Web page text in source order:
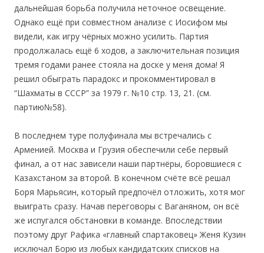
дальнейшая борьба получила неточное освещение.
Однако ещё при совместном анализе с Иосифом мы
видели, как игру чёрных можно усилить. Партия
продолжалась ещё 6 ходов, а заключительная позиция
тремя годами ранее стояла на доске у меня дома! Я
решил обыграть парадокс и прокомментировал в
“Шахматы в СССР” за 1979 г. №10 стр. 13, 21. (см.
партию№58).
В последнем туре полуфинала мы встречались с
Арменией. Москва и Грузия обеспечили себе первый
финал, а от нас зависели наши партнёры, боровшиеся с
Казахстаном за второй. В конечном счёте всё решал
Боря Марьясин, который предпочёл отложить, хотя мог
выиграть сразу. Начав переговоры с Ваганяном, он всё
же испугался обстановки в команде. Впоследствии
поэтому друг Рафика «главный спартаковец» Женя Кузин
исключал Борю из любых кандидатских списков на